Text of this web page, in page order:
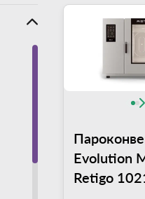
Evolution
Retigo